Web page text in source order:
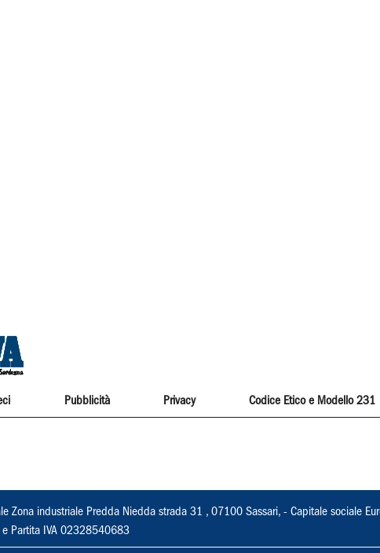
Pubblicità Privacy Codice Etico e Modello 231
Zona industriale Predda Niedda strada 31 , 07100 Sassari, - Capitale sociale
Partita IVA 02328540683